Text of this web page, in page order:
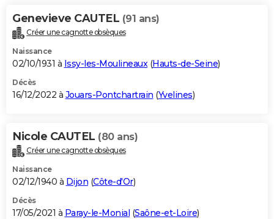
Carte de Noël
Carte Bonne année
Carte Saint-Valentin
Carte Pâques
Carte d'anniversaire
DICTIONNAIRE
Dictionnaire
Biographies
Citations
Expressions
Proverbes
PROGRAMME TV
S'inscrire
Se connecter
Lycées
Collèges
Primaires
Universités
Entreprises
Service militaire
Avis de recherche
AVIS DE DÉCÈS
Bricolage
Lifestyle
Culture
Sport
Auto
Television
Voyage
Cinema
Genevieve CAUTEL (91 ans)
Créer une cagnotte obsèques
Naissance
02/10/1931 à Issy-les-Moulineaux(Hauts-de-Seine)
Décès
16/12/2022 à Jouars-Pontchartrain (Yvelines)
Nicole CAUTEL (80 ans)
Créer une cagnotte obsèques
Naissance
02/12/1940 à Dijon (Côte-d'Or)
Décès
17/05/2021 à Paray-le-Monial (Saône-et-Loire)